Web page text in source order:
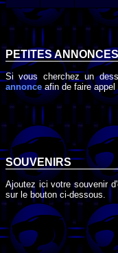
PETITES ANNONCES
Si vous cherchez un
annonceafin de faire appel
SOUVENIRS
Ajoutez ici votre souvenir
sur le bouton ci-dessous.